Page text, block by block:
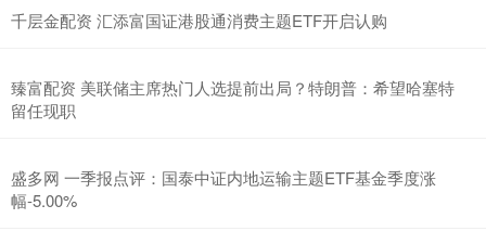
千层金配资 汇添富国证港股通消费主题ETF开启认购
臻富配资 美联储主席热门人选提前出局？特朗普：希望哈塞特
留任现职
盛多网 一季报点评：国泰中证内地运输主题ETF基金季度涨
幅-5.00%